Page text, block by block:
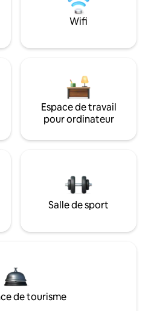
Wifi
Espace de travail
pour ordinateur
Salle de sport
de tourisme